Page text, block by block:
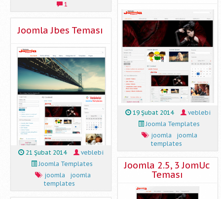
1
Joomla Jbes Teması
21 Şubat 2014
veblebi
Joomla Templates
joomla
joomla
templates
19 Şubat 2014
veblebi
Joomla Templates
joomla
joomla
templates
Joomla 2.5, 3 JomUc
Teması